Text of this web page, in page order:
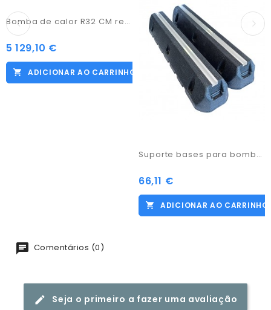
Bomba de calor R32 CM representações 26KW Trif.
Preço
5 129,10 €
ADICIONAR AO CARRINHO
Suporte bases para bomba calor 600x130x95
Preço
66,11 €
ADICIONAR AO CARRINHO
Comentários (0)
Seja o primeiro a fazer uma avaliação